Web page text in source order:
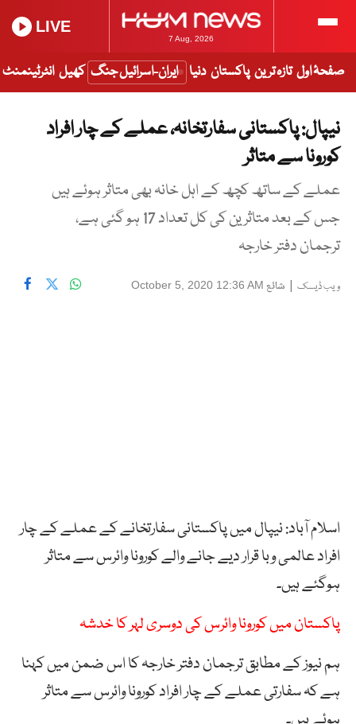
7 Aug, 2026
LIVE
صفحۂ اول تازہ ترین پاکستان دنیا ایران-اسرائیل جنگ کھیل انٹرٹینمنٹ
نیپال: پاکستانی سفارتخانہ، عملے کے چار افراد
کورونا سے متاثر
عملے کے ساتھ کچھ کے اہل خانہ بھی متاثر ہوئے ہیں
جس کے بعد متاثرین کی کل تعداد 17 ہو گئی ہے،
ترجمان دفتر خارجہ
ویب ڈیسک | شائع October 5, 2020 12:36 AM
اسلام آباد: نیپال میں پاکستانی سفارتخانے کے عملے کے چار
افراد عالمی وبا قرار دیے جانے والے کورونا وائرس سے متاثر
ہوگئے ہیں۔
پاکستان میں کورونا وائرس کی دوسری لہر کا خدشہ
ہم نیوز کے مطابق ترجمان دفتر خارجہ کا اس ضمن میں کہنا
ہے کہ سفارتی عملے کے چار افراد کورونا وائرس سے متاثر